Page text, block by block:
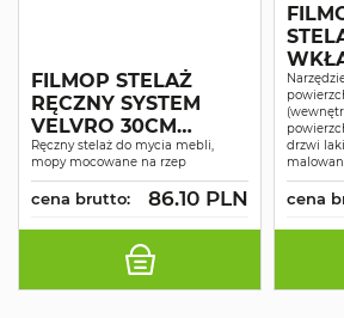
FILMOP STELAŻ
RĘCZNY SYSTEM
VELVRO 30CM
BRILLIANT
Ręczny stelaż do mycia mebli,
mopy mocowane na rzep
cena brutto: 86.10 PLN
drzwi
cena